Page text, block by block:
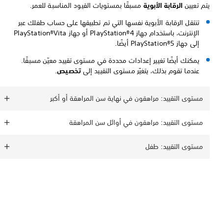
يتم تعيينالرقابة الأبويةمسبقًا بمستويات القيود المناسبة للعمر.
تنتقل الرقابة الأبوية نفسها التي تم تطبيقها على حساب طفلك عبر
الإنترنت، باستخدام جهاز PlayStation®4 أو جهاز PlayStation®Vita
إلى جهاز PlayStation®5 أيضًا.
يمكنك أيضًا تغيير إعدادات محددة في مستوى تقييد معيّن مسبقًا.
عندما تقوم بذلك، يتغيّر مستوى التقييد إلىتخصيص.
مستوى التقييد: مراهقون في نهاية سن المراهقة أو أكبر
مستوى التقييد: مراهقون في أوائل سن المراهقة
مستوى التقييد: طفل